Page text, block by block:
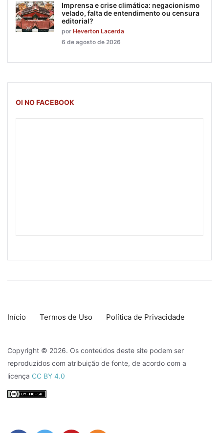
Imprensa e crise climática: negacionismo
velado, falta de entendimento ou censura
editorial?
por Heverton Lacerda
6 de agosto de 2026
OI NO FACEBOOK
Início Termos de Uso Política de Privacidade
Copyright © 2026. Os conteúdos deste site podem ser
reproduzidos com atribuição de fonte, de acordo com a
licença CC BY 4.0